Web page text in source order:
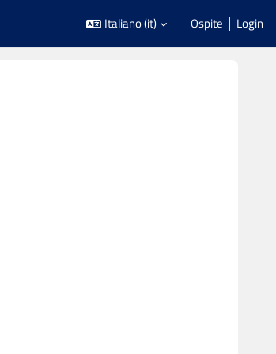
Italiano ‎(it)‎ Ospite Login